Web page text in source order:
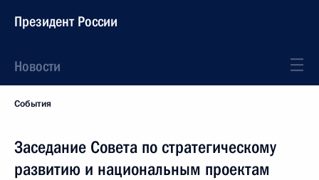
Президент России
Новости
События
Заседание Совета по стратегическому
развитию и национальным проектам